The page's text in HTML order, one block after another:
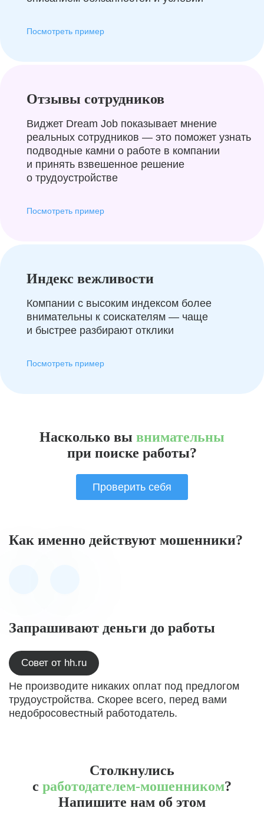
Посмотреть пример
Отзывы сотрудников
Виджет Dream Job показывает мнение
реальных сотрудников — это поможет узнать
подводные камни о работе в компании
и принять взвешенное решение
о трудоустройстве
Посмотреть пример
Индекс вежливости
Компании с высоким индексом более
внимательны к соискателям — чаще
и быстрее разбирают отклики
Посмотреть пример
Насколько вы внимательны
при поиске работы?
Проверить себя
Как именно действуют мошенники?
Запрашивают деньги до работы
Совет от hh.ru
Не производите никаких оплат под предлогом
трудоустройства. Скорее всего, перед вами
недобросовестный работодатель.
Столкнулись
с работодателем-мошенником?
Напишите нам об этом